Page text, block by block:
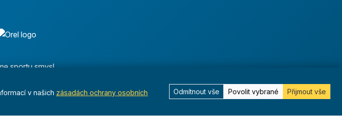
sportu smysl
v našich zásadách ochrany osobních
Odmítnout vše Povolit vybrané Přijmout vše